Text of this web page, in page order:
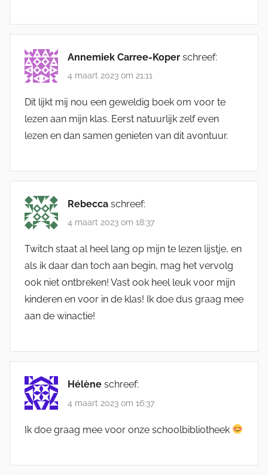
Annemiek Carree-Koper schreef:
4 maart 2023 om 21:11
Dit lijkt mij nou een geweldig boek om voor te
lezen aan mijn klas. Eerst natuurlijk zelf even
lezen en dan samen genieten van dit avontuur.
Rebecca schreef:
4 maart 2023 om 18:37
Twitch staat al heel lang op mijn te lezen lijstje, en
als ik daar dan toch aan begin, mag het vervolg
ook niet ontbreken! Vast ook heel leuk voor mijn
kinderen en voor in de klas! Ik doe dus graag mee
aan de winactie!
Hélène schreef:
4 maart 2023 om 16:37
Ik doe graag mee voor onze schoolbibliotheek